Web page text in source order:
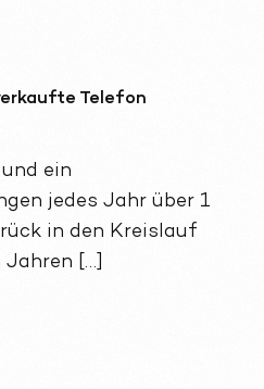
Telefon
ein
jedes Jahr über 1
in den Kreislauf
[…]